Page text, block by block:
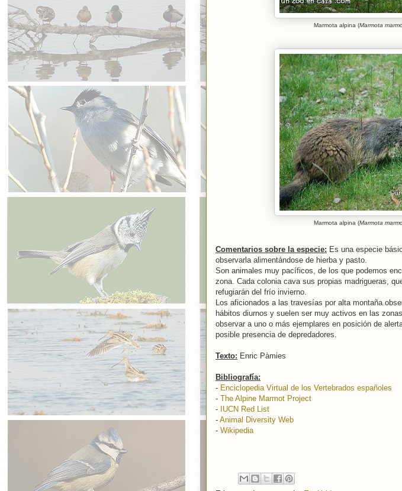
Marmota alpina (Marmota
Marmota alpina (Marmota
Comentarios sobre la especie: Es una especie
observarla alimentándose de hierba y pasto.
Son animales muy pacíficos, de los que podemos
zona. Cada colonia cava sus propias madrigueras,
refugiarán del frío invierno.
Los aficionados a las travesías por alta montaña
hábitos diurnos y suelen ser muy activos en las
observar a uno o más ejemplares en posición de
posible presencia de depredadores.
Texto: Enric Pàmies
Bibliografía:
- Enciclopedia Virtual de los Vertebrados españoles
- The Alpine Marmot Project
- IUCN Red List
- Animal Diversity Web
- Wikipedia